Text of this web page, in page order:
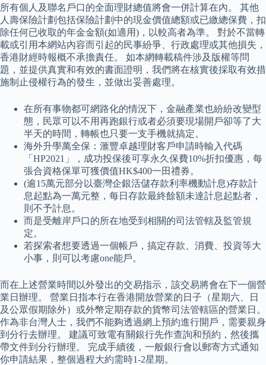
所有個人及聯名戶口的全面理財總值將會一併計算在內。 其他
人壽保險計劃包括保險計劃中的現金價值總額或已繳總保費，扣
除任何已收取的年金金額(如適用)，以較高者為準。 對於不當轉
載或引用本網站內容而引起的民事紛爭、行政處理或其他損失，
香港財經時報概不承擔責任。 如本網轉載稿件涉及版權等問
題，並提供真實和有效的書面證明，我們將在核實後採取有效措
施制止侵權行為的發生，並做出妥善處理。
在所有事物都可網路化的情況下，金融產業也紛紛改變型
態，民眾可以不用再跑銀行或者必須要現場開戶卻等了大
半天的時間，轉帳也只要一支手機就搞定。
海外升學萬全保：滙豐卓越理財客戶申請時輸入代碼
「HP2021」，成功投保後可享永久保費10%折扣優惠，每
張合資格保單可獲價值HK$400一田禮券。
(逾15萬元部分以臺灣企銀活儲存款利率機動計息)存款計
息起點為一萬元整，每日存款最終餘額未達計息起點者，
則不予計息。
而是受離岸戶口的所在地受到相關的司法管轄及監管規
定。
若探索者想要透過一個帳戶，搞定存款、消費、投資等大
小事，則可以考慮one能戶。
而在上述營業時間以外發出的交易指示，該交易將會在下一個營
業日辦理。 營業日指本行在香港開放營業的日子（星期六、日
及公眾假期除外）或外幣定期存款的貨幣司法管轄區的營業日。
作為非台灣人士，我們不能夠透過網上預約進行開戶，需要親身
到分行去辦理。 建議可致電有關銀行先作查詢和預約，然後攜
帶文件到分行辦理。 完成手續後，一般銀行會以郵寄方式通知
你申請結果，整個過程大約需時1-2星期。